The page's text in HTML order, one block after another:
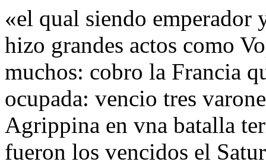
«el qual siendo emperador
hizo grandes actos como
muchos: cobro la Francia
ocupada: vencio tres
Agrippina en vna batalla
fueron los vencidos el